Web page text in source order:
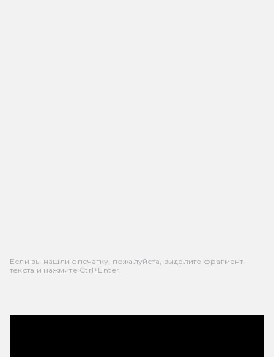
Если вы нашли опечатку, пожалуйста, выделите фрагмент
текста и нажмите Ctrl+Enter.